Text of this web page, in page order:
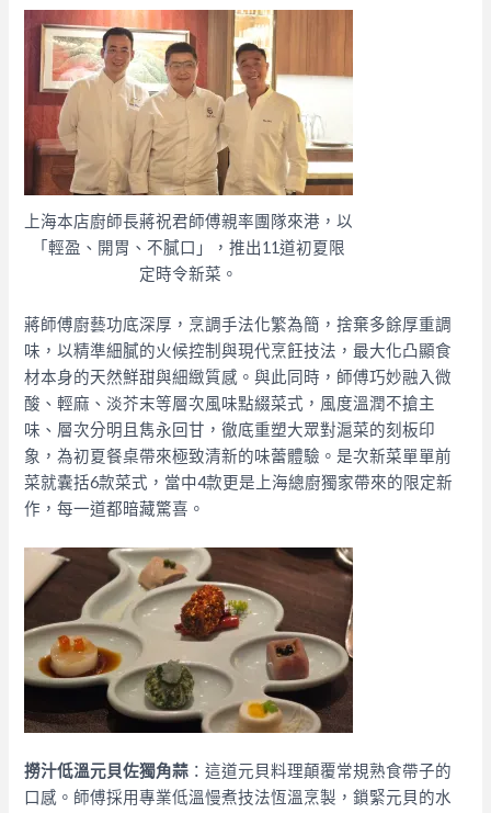
上海本店廚師長蔣祝君師傅親率團隊來港，以
「輕盈、開胃、不膩口」，推出11道初夏限
定時令新菜。
蔣師傅廚藝功底深厚，烹調手法化繁為簡，捨棄多餘厚重調
味，以精準細膩的火候控制與現代烹飪技法，最大化凸顯食
材本身的天然鮮甜與細緻質感。與此同時，師傅巧妙融入微
酸、輕麻、淡芥末等層次風味點綴菜式，風度溫潤不搶主
味、層次分明且雋永回甘，徹底重塑大眾對滬菜的刻板印
象，為初夏餐桌帶來極致清新的味蕾體驗。是次新菜單單前
菜就囊括6款菜式，當中4款更是上海總廚獨家帶來的限定新
作，每一道都暗藏驚喜。
撈汁低溫元貝佐獨角蒜 ：這道元貝料理顛覆常規熟食帶子的
口感。師傅採用專業低溫慢煮技法恆溫烹製，鎖緊元貝的水